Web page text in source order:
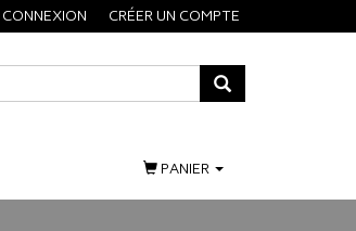
CONNEXION CRÉER UN COMPTE
PANIER